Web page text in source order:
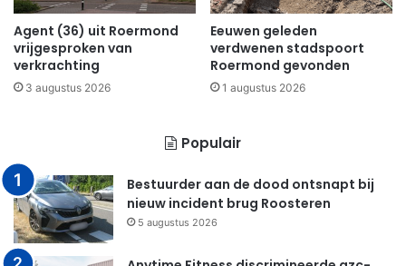
Agent (36) uit Roermond
vrijgesproken van
verkrachting
3 augustus 2026
Eeuwen geleden
verdwenen stadspoort
Roermond gevonden
1 augustus 2026
Populair
Bestuurder aan de dood ontsnapt bij
nieuw incident brug Roosteren
5 augustus 2026